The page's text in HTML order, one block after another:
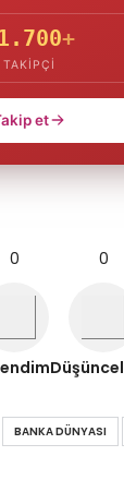
+
TAKIPÇI
et
0 0
BANKA DÜNYASI